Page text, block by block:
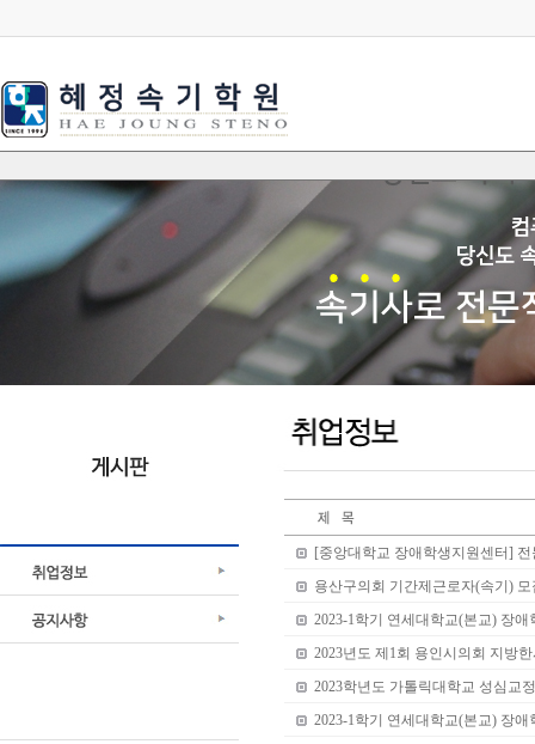
[중앙대학교 장애학생지원센터]
용산구의회 기간제근로자(속기) 모
2023-1학기 연세대학교(본교) 장
2023년도 제1회 용인시의회 지방
2023학년도 가톨릭대학교 성심교
2023-1학기 연세대학교(본교) 장